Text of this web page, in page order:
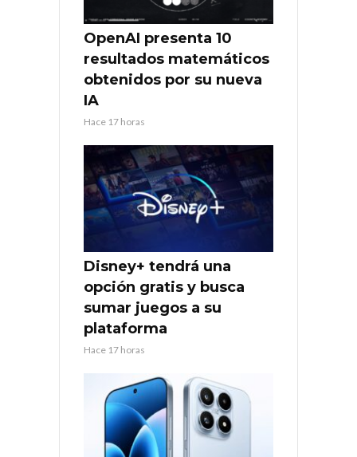
OpenAI presenta 10
resultados matemáticos
obtenidos por su nueva
IA
Hace 17 horas
Disney+ tendrá una
opción gratis y busca
sumar juegos a su
plataforma
Hace 17 horas